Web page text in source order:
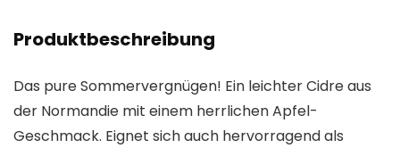
Produktbeschreibung
Das pure Sommervergnügen! Ein leichter Cidre aus
der Normandie mit einem herrlichen Apfel-
Geschmack. Eignet sich auch hervorragend als